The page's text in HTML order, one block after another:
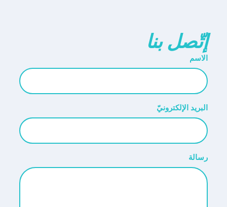
إتّصل بنا
الاسم
البريد الإلكترونيّ
رسالة